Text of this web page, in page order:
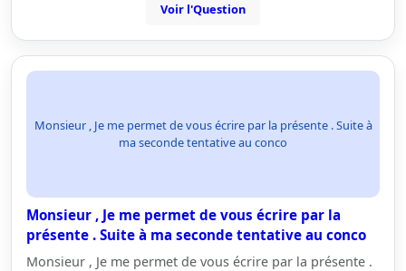
Voir l'Question
Monsieur , Je me permet de vous écrire par la présente . Suite à
ma seconde tentative au conco
Monsieur , Je me permet de vous écrire par la
présente . Suite à ma seconde tentative au conco
Monsieur , Je me permet de vous écrire par la présente .